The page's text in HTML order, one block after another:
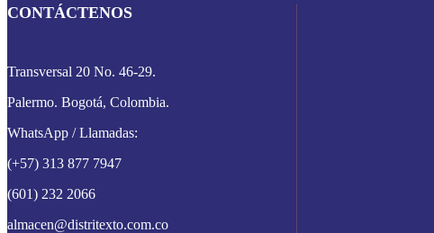
CONTÁCTENOS
Transversal 20 No. 46-29.
Palermo. Bogotá, Colombia.
WhatsApp / Llamadas:
(+57) 313 877 7947
(601) 232 2066
almacen@distritexto.com.co